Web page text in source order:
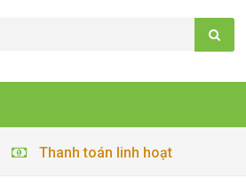
Thanh toán linh hoạt